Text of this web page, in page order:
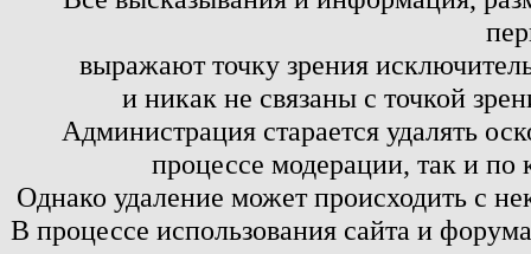
выражают точку зрения
и никак не связаны с точкой
Администрация старается удалять
процессе модерации, так и по
Однако удаление может происходить с
В процессе использования сайта и